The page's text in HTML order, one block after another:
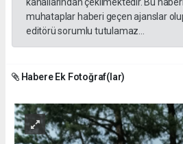
muhataplar haberi geçen ajanslar
editörü sorumlu tutulamaz...
Habere Ek Fotoğraf(lar)